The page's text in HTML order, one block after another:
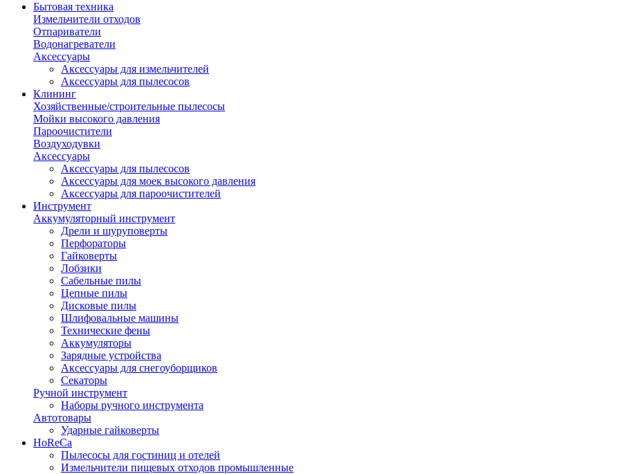
Бытовая техника
Измельчители отходов
Отпариватели
Водонагреватели
Аксессуары
Аксессуары для измельчителей
Аксессуары для пылесосов
Клининг
Хозяйственные/строительные пылесосы
Мойки высокого давления
Пароочистители
Воздуходувки
Аксессуары
Аксессуары для пылесосов
Аксессуары для моек высокого давления
Аксессуары для пароочистителей
Инструмент
Аккумуляторный инструмент
Дрели и шуруповерты
Перфораторы
Гайковерты
Лобзики
Сабельные пилы
Цепные пилы
Дисковые пилы
Шлифовальные машины
Технические фены
Аккумуляторы
Зарядные устройства
Аксессуары для снегоуборщиков
Секаторы
Ручной инструмент
Наборы ручного инструмента
Автотовары
Ударные гайковерты
HoReCa
Пылесосы для гостиниц и отелей
Измельчители пищевых отходов промышленные